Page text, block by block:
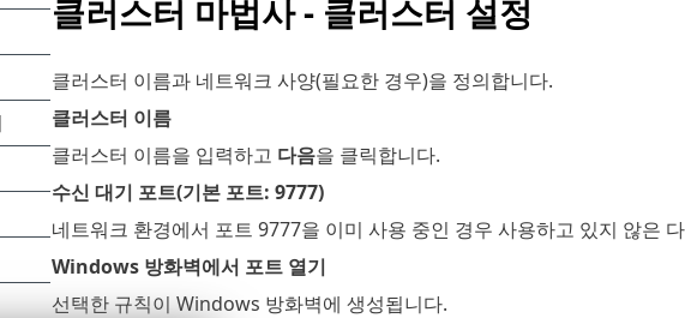
클러스터 마법사 - 클러스터 설정
클러스터 이름과 네트워크 사양(필요한 경우)을 정의합니다.
클러스터 이름
클러스터 이름을 입력하고 다음을 클릭합니다.
수신 대기 포트(기본 포트: 9777)
네트워크 환경에서 포트 9777을 이미 사용 중인 경우 사용하고 있지 않은
Windows 방화벽에서 포트 열기
선택한 규칙이 Windows 방화벽에 생성됩니다.